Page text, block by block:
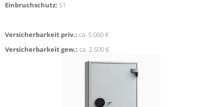
Einbruchschutz: S1
Versicherbarkeit priv.: ca. 5.000 €
Versicherbarkeit gew.: ca. 2.500 €